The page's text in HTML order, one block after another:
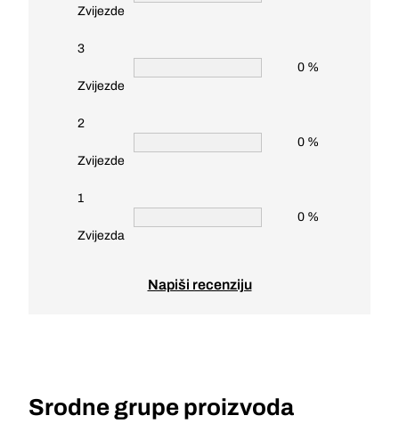
Zvijezde
3
Zvijezde
0 %
2
Zvijezde
0 %
1
Zvijezda
0 %
Napiši recenziju
Srodne grupe proizvoda